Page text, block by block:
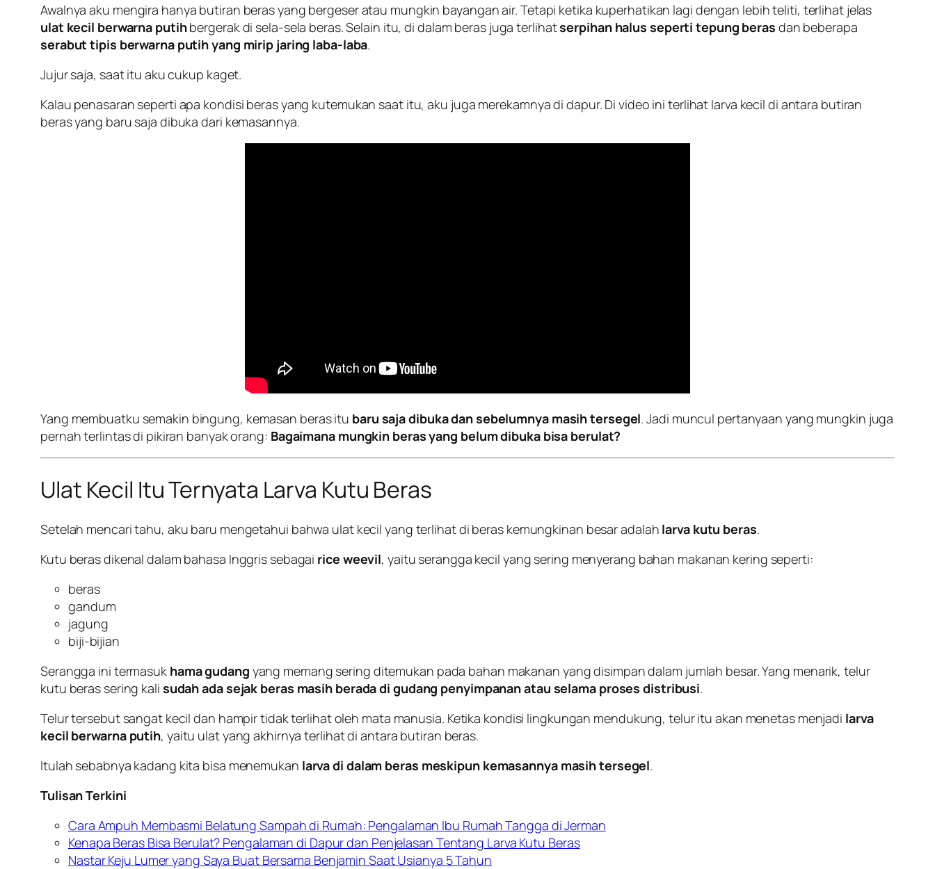
Awalnya aku mengira hanya butiran beras yang bergeser atau mungkin bayangan air. Tetapi ketika kuperhatikan lagi dengan lebih teliti, terlihat jelas
ulat kecil berwarna putihbergerak di sela-sela beras. Selain itu, di dalam beras juga terlihatserpihan halus seperti tepung beras dan beberapa
serabut tipis berwarna putih yang mirip jaring laba-laba.
Jujur saja, saat itu aku cukup kaget.
Kalau penasaran seperti apa kondisi beras yang kutemukan saat itu, aku juga merekamnya di dapur. Di video ini terlihat larva kecil di antara butiran
beras yang baru saja dibuka dari kemasannya.
Yang membuatku semakin bingung, kemasan beras itu baru saja dibuka dan sebelumnya masih tersegel. Jadi muncul pertanyaan yang mungkin juga
pernah terlintas di pikiran banyak orang: Bagaimana mungkin beras yang belum dibuka bisa berulat?
Ulat Kecil Itu Ternyata Larva Kutu Beras
Setelah mencari tahu, aku baru mengetahui bahwa ulat kecil yang terlihat di beras kemungkinan besar adalah larva kutu beras.
Kutu beras dikenal dalam bahasa Inggris sebagai rice weevil, yaitu serangga kecil yang sering menyerang bahan makanan kering seperti:
beras
gandum
jagung
biji-bijian
Serangga ini termasuk hama gudang yang memang sering ditemukan pada bahan makanan yang disimpan dalam jumlah besar. Yang menarik, telur
kutu beras sering kali sudah ada sejak beras masih berada di gudang penyimpanan atau selama proses distribusi.
Telur tersebut sangat kecil dan hampir tidak terlihat oleh mata manusia. Ketika kondisi lingkungan mendukung, telur itu akan menetas menjadi larva
kecil berwarna putih, yaitu ulat yang akhirnya terlihat di antara butiran beras.
Itulah sebabnya kadang kita bisa menemukan larva di dalam beras meskipun kemasannya masih tersegel.
Tulisan Terkini
Cara Ampuh Membasmi Belatung Sampah di Rumah: Pengalaman Ibu Rumah Tangga di Jerman
Kenapa Beras Bisa Berulat? Pengalaman di Dapur dan Penjelasan Tentang Larva Kutu Beras
Nastar Keju Lumer yang Saya Buat Bersama Benjamin Saat Usianya 5 Tahun